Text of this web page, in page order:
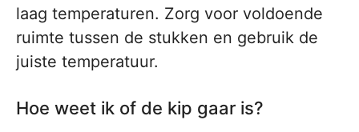
laag temperaturen. Zorg voor voldoende
ruimte tussen de stukken en gebruik de
juiste temperatuur.
Hoe weet ik of de kip gaar is?